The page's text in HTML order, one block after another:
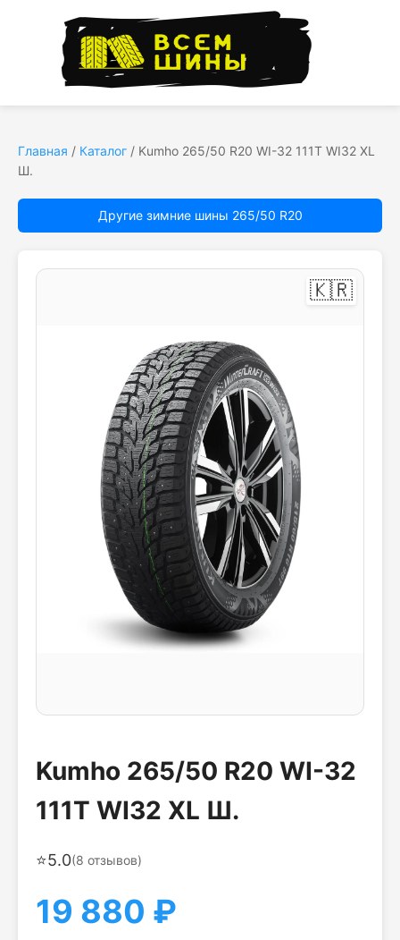
Главная / Каталог / Kumho 265/50 R20 WI-32 111T WI32 XL
Ш.
Другие зимние шины 265/50 R20
🇰🇷
Kumho 265/50 R20 WI-32
111T WI32 XL Ш.
⭐5.0(8 отзывов)
19 880 ₽